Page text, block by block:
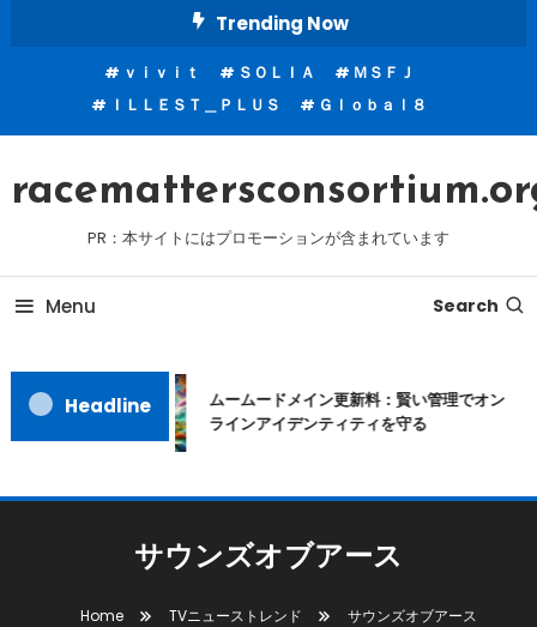
Trending Now
ｖｉｖｉｔ ＳＯＬＩＡ
ＭＳＦＪ
ＩＬＬＥＳＴ＿ＰＬＵＳ
Ｇｌｏｂａｌ８
PR：本サイトにはプロモーションが含まれています
Menu Search
Headline
ムームードメイン更新料：賢い管理でオン
ラインアイデンティティを守る
サウンズオブアース
Home TVニューストレンド サウンズオブアース